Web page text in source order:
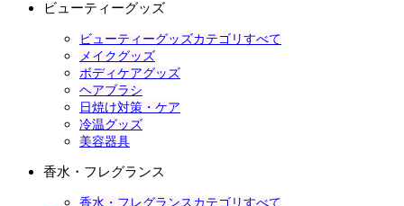
ビューティーグッズ
ビューティーグッズカテゴリすべて
メイクグッズ
ボディケアグッズ
ヘアブラシ
日焼け対策・ケア
冷温グッズ
美容器具
香水・フレグランス
香水・フレグランスカテゴリすべて